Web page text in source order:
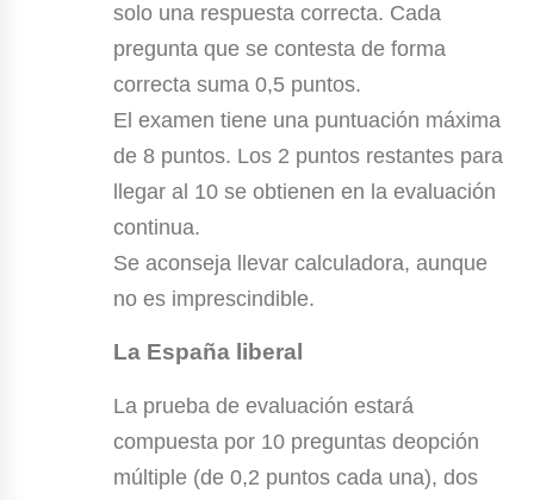
solo una respuesta correcta. Cada
pregunta que se contesta de forma
correcta suma 0,5 puntos.
El examen tiene una puntuación máxima
de 8 puntos. Los 2 puntos restantes para
llegar al 10 se obtienen en la evaluación
continua.
Se aconseja llevar calculadora, aunque
no es imprescindible.
La España liberal
La prueba de evaluación estará
compuesta por 10 preguntas deopción
múltiple (de 0,2 puntos cada una), dos